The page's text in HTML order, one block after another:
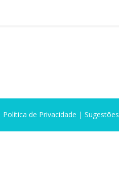
Política de Privacidade | Sugestões